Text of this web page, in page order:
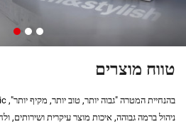
טווח מוצרים
ניהול ברמה גבוהה, איכות מוצר עיקרית ושירותים,